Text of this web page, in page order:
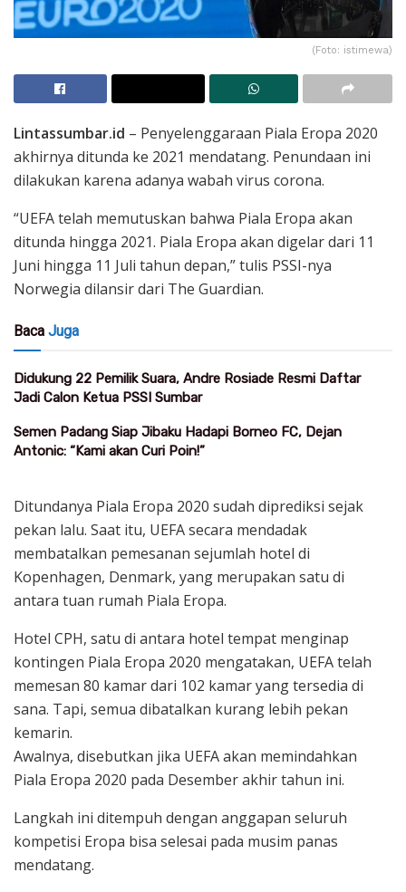
(Foto: istimewa)
Lintassumbar.id – Penyelenggaraan Piala Eropa 2020
akhirnya ditunda ke 2021 mendatang. Penundaan ini
dilakukan karena adanya wabah virus corona.
“UEFA telah memutuskan bahwa Piala Eropa akan
ditunda hingga 2021. Piala Eropa akan digelar dari 11
Juni hingga 11 Juli tahun depan,” tulis PSSI-nya
Norwegia dilansir dari The Guardian.
Baca Juga
Didukung 22 Pemilik Suara, Andre Rosiade Resmi Daftar
Jadi Calon Ketua PSSI Sumbar
Semen Padang Siap Jibaku Hadapi Borneo FC, Dejan
Antonic: “Kami akan Curi Poin!”
Ditundanya Piala Eropa 2020 sudah diprediksi sejak
pekan lalu. Saat itu, UEFA secara mendadak
membatalkan pemesanan sejumlah hotel di
Kopenhagen, Denmark, yang merupakan satu di
antara tuan rumah Piala Eropa.
Hotel CPH, satu di antara hotel tempat menginap
kontingen Piala Eropa 2020 mengatakan, UEFA telah
memesan 80 kamar dari 102 kamar yang tersedia di
sana. Tapi, semua dibatalkan kurang lebih pekan
kemarin.
Awalnya, disebutkan jika UEFA akan memindahkan
Piala Eropa 2020 pada Desember akhir tahun ini.
Langkah ini ditempuh dengan anggapan seluruh
kompetisi Eropa bisa selesai pada musim panas
mendatang.